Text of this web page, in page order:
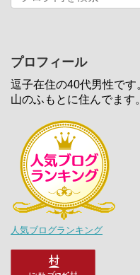
プロフィール
逗子在住の40代男性で
山のふもとに住んでます
人気ブログランキング